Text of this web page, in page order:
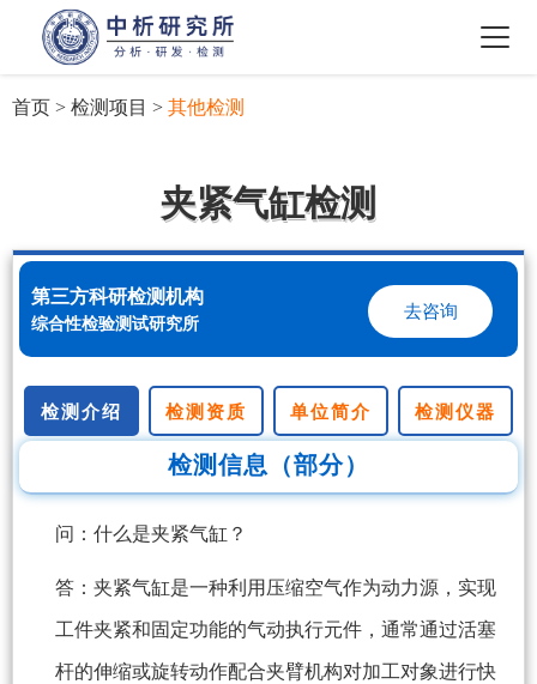
首页 > 检测项目 > 其他检测
夹紧气缸检测
第三方科研检测机构
综合性检验测试研究所
去咨询
检测介绍 检测资质 单位简介 检测仪器
检测信息（部分）
问：什么是夹紧气缸？
答：夹紧气缸是一种利用压缩空气作为动力源，实现
工件夹紧和固定功能的气动执行元件，通常通过活塞
杆的伸缩或旋转动作配合夹臂机构对加工对象进行快